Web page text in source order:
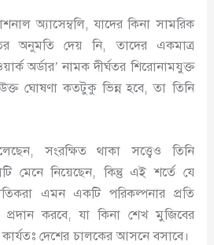
অ্যাসেম্বলি, যাদের কিনা সামরিক
অনুমতি দেয় নি, তাদের একমাত্র
অর্ডার’ নামক দীর্ঘতর শিরোনামযুক্ত
উক্ত ঘোষণা কতটুকু ভিন্ন হবে, তা তিনি
সংরক্ষিত থাকা সত্ত্বেও তিনি
মেনে নিয়েছেন, কিন্তু এই শর্তে যে
এমন একটি পরিকল্পনার প্রতি
প্রদান করবে, যা কিনা শেখ মুজিবের
কার্যতঃ দেশের চালকের আসনে বসাবে।